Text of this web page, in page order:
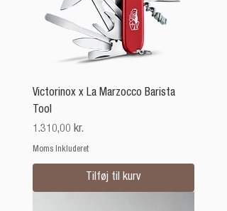
Victorinox x La Marzocco Barista
Tool
Pris
1.310,00 kr.
Moms Inkluderet
Tilføj til kurv